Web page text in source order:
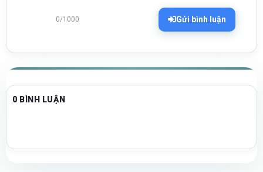
0/1000 Gửi bình luận
0 BÌNH LUẬN